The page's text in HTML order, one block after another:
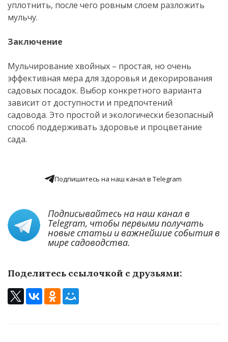
уплотнить, после чего ровным слоем разложить
мульчу.
Заключение
Мульчирование хвойных – простая, но очень
эффективная мера для здоровья и декорирования
садовых посадок. Выбор конкретного варианта
зависит от доступности и предпочтений
садовода. Это простой и экологически безопасный
способ поддерживать здоровье и процветание
сада.
Подпишитесь на наш канал в Telegram
Подписывайтесь на наш канал в
Telegram, чтобы первыми получать
новые статьи и важнейшие события в
мире садоводства.
Поделитесь ссылочкой с друзьями: